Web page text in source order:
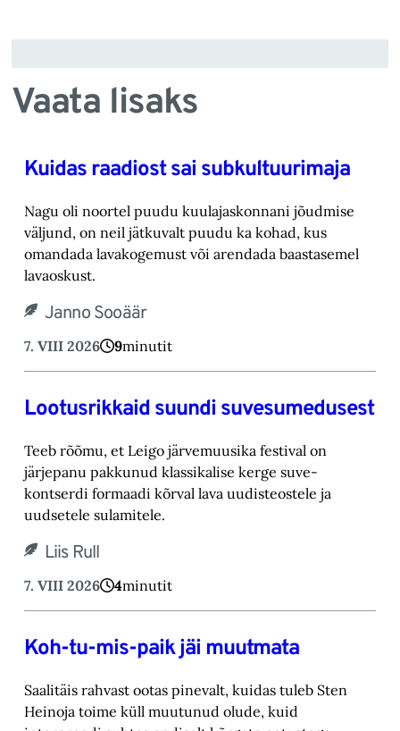
Vaata lisaks
Kuidas raadiost sai subkultuurimaja
Nagu oli noortel puudu kuulajaskonnani jõudmise
väljund, on neil jätkuvalt puudu ka kohad, ‎kus
omandada lavakogemust või arendada baastasemel
lavaoskust.‎
Janno Sooäär
7. VIII 2026 9minutit
Lootusrikkaid suundi suvesumedusest
Teeb rõõmu, et Leigo järvemuusika festival on
järjepanu pakkunud klassikalise kerge suve-‎
kontserdi formaadi kõrval lava uudisteostele ja
uudsetele sulamitele.‎
Liis Rull
7. VIII 2026 4minutit
Koh-tu-mis-paik jäi muutmata
Saalitäis rahvast ootas pinevalt, kuidas tuleb Sten
Heinoja toime küll muutunud olude, kuid